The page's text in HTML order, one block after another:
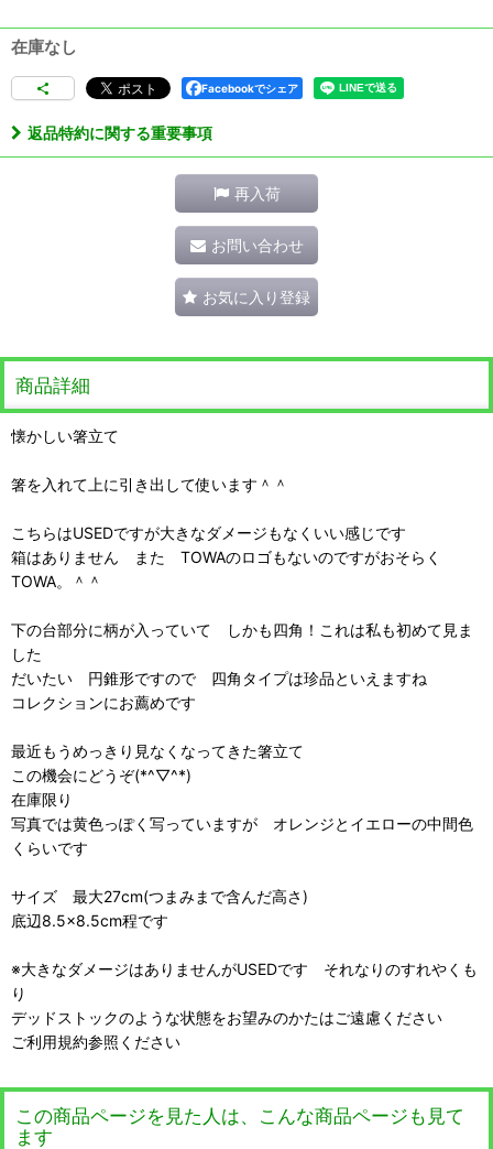
在庫なし
Facebookでシェア
返品特約に関する重要事項
再入荷
お問い合わせ
お気に入り登録
商品詳細
懐かしい箸立て
箸を入れて上に引き出して使います＾＾
こちらはUSEDですが大きなダメージもなくいい感じです
箱はありません また TOWAのロゴもないのですがおそらく
TOWA。＾＾
下の台部分に柄が入っていて しかも四角！これは私も初めて見ま
した
だいたい 円錐形ですので 四角タイプは珍品といえますね
コレクションにお薦めです
最近もうめっきり見なくなってきた箸立て
この機会にどうぞ(*^▽^*)
在庫限り
写真では黄色っぽく写っていますが オレンジとイエローの中間色
くらいです
サイズ 最大27cm(つまみまで含んだ高さ)
底辺8.5×8.5cm程です
※大きなダメージはありませんがUSEDです それなりのすれやくも
り
デッドストックのような状態をお望みのかたはご遠慮ください
ご利用規約参照ください
この商品ページを見た人は、こんな商品ページも見て
ます